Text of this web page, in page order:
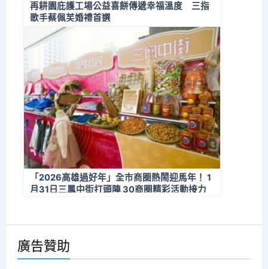
再耕園庇護工場公益喜餅傳遞幸福溫度 三指
歌手蔡佩芙婚禮首選
「2026高雄過好年」全市商圈熱鬧迎馬年！ 1
月31日三鳳中街打頭陣 30商圈精彩活動接力
廣告贊助